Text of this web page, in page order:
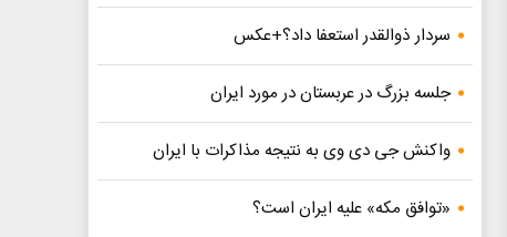
سردار ذوالقدر استعفا داد؟+عکس
جلسه بزرگ در عربستان در مورد ایران
واکنش جی دی وی به نتیجه مذاکرات با ایران
«توافق مکه» علیه ایران است؟